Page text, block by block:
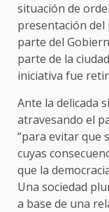
situación de
presentación
parte del
parte de la
iniciativa fue
Ante la delicada
atravesando el
“para evitar que
cuyas
que la
Una sociedad
a base de una